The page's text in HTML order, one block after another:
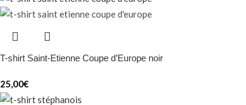
T-shirt Saint-Etienne Coupe d’Europe noir
25,00€